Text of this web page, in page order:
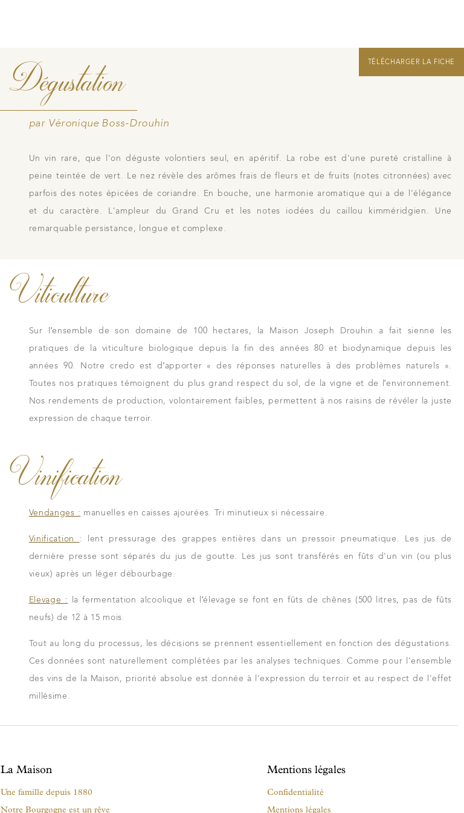
TÉLÉCHARGER LA FICHE
Dégustation
par Véronique Boss-Drouhin
Un vin rare, que l'on déguste volontiers seul, en apéritif. La robe est d'une pureté cristalline à
peine teintée de vert. Le nez révèle des arômes frais de fleurs et de fruits (notes citronnées) avec
parfois des notes épicées de coriandre. En bouche, une harmonie aromatique qui a de l'élégance
et du caractère. L'ampleur du Grand Cru et les notes iodées du caillou kimméridgien. Une
remarquable persistance, longue et complexe.
Viticulture
Sur l’ensemble de son domaine de 100 hectares, la Maison Joseph Drouhin a fait sienne les
pratiques de la viticulture biologique depuis la fin des années 80 et biodynamique depuis les
années 90. Notre credo est d’apporter « des réponses naturelles à des problèmes naturels ».
Toutes nos pratiques témoignent du plus grand respect du sol, de la vigne et de l’environnement.
Nos rendements de production, volontairement faibles, permettent à nos raisins de révéler la juste
expression de chaque terroir.
Vinification
Vendanges : manuelles en caisses ajourées. Tri minutieux si nécessaire.
Vinification : lent pressurage des grappes entières dans un pressoir pneumatique. Les jus de
dernière presse sont séparés du jus de goutte. Les jus sont transférés en fûts d'un vin (ou plus
vieux) après un léger débourbage.
Elevage : la fermentation alcoolique et l’élevage se font en fûts de chênes (500 litres, pas de fûts
neufs) de 12 à 15 mois.
Tout au long du processus, les décisions se prennent essentiellement en fonction des dégustations.
Ces données sont naturellement complétées par les analyses techniques. Comme pour l'ensemble
des vins de la Maison, priorité absolue est donnée à l'expression du terroir et au respect de l'effet
millésime.
La Maison
Une famille depuis 1880
Notre Bourgogne est un rêve
Mentions légales
Confidentialité
Mentions légales